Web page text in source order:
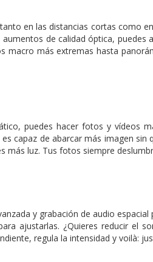
en las distancias cortas como
de calidad óptica, puedes
más extremas hasta
puedes hacer fotos y vídeos
capaz de abarcar más imagen
más luz. Tus fotos siempre
y grabación de audio
ajustarlas. ¿Quieres reducir el
regula la intensidad y voilà: